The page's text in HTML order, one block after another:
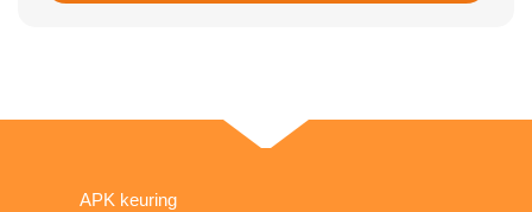
APK keuring